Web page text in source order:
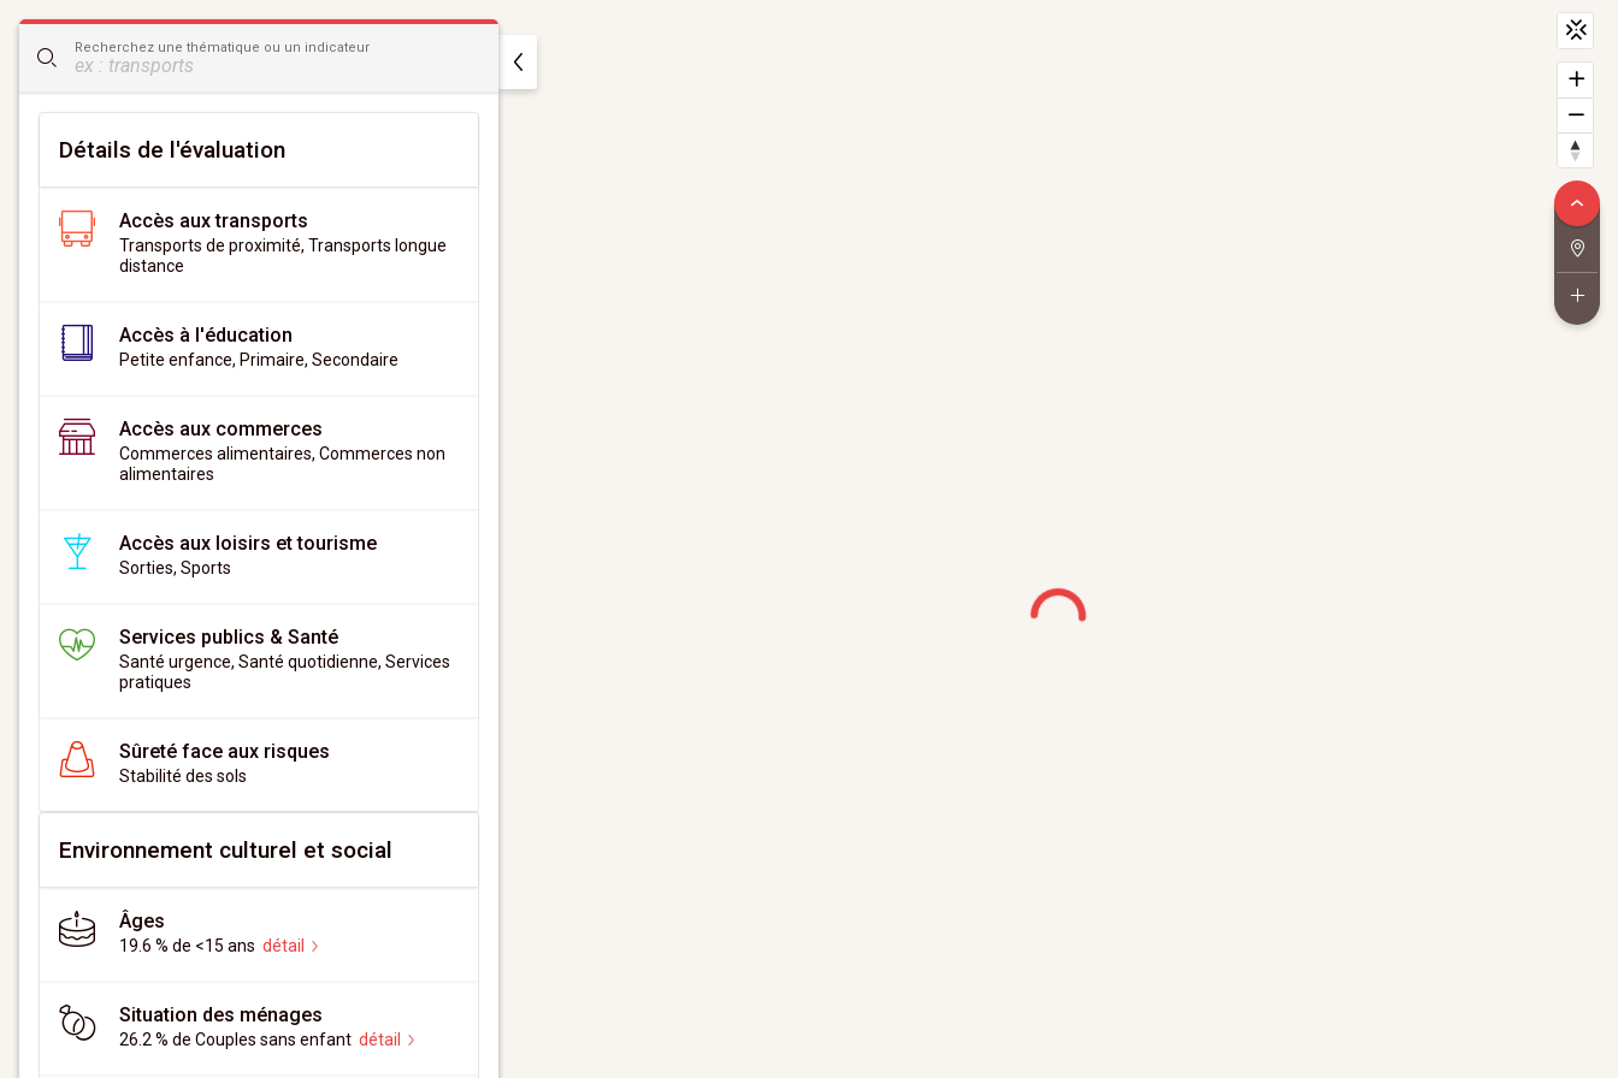
CityScan
widgetRecherchez une thématique ou un indicateur
Détails de l'évaluation
Accès aux transports
Transports de proximité, Transports longue
distance
Accès à l'éducation
Petite enfance, Primaire, Secondaire
Accès aux commerces
Commerces alimentaires, Commerces non
alimentaires
Accès aux loisirs et tourisme
Sorties, Sports
Services publics & Santé
Santé urgence, Santé quotidienne, Services
pratiques
Sûreté face aux risques
Stabilité des sols
Environnement culturel et social
Âges
19.6 % de <15 ans détail
Situation des ménages
26.2 % de Couples sans enfant détail